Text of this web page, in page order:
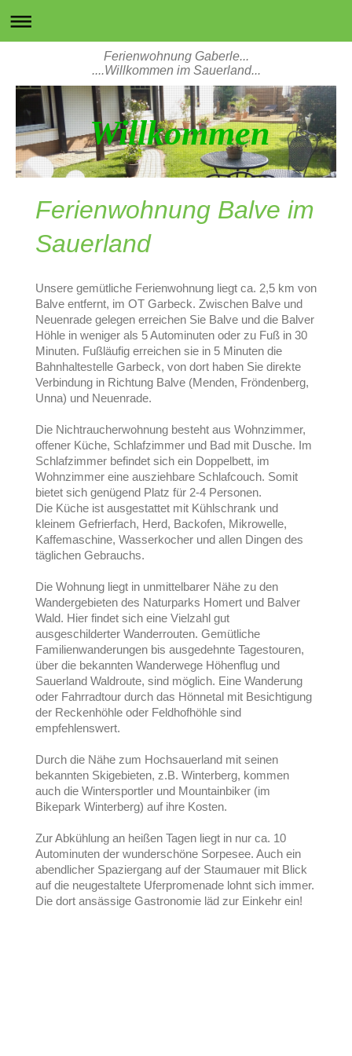
Ferienwohnung Gaberle...
....Willkommen im Sauerland...
Willkommen
Ferienwohnung Balve im
Sauerland
Unsere gemütliche Ferienwohnung liegt ca. 2,5 km von
Balve entfernt, im OT Garbeck. Zwischen Balve und
Neuenrade gelegen erreichen Sie Balve und die Balver
Höhle in weniger als 5 Autominuten oder zu Fuß in 30
Minuten. Fußläufig erreichen sie in 5 Minuten die
Bahnhaltestelle Garbeck, von dort haben Sie direkte
Verbindung in Richtung Balve (Menden, Fröndenberg,
Unna) und Neuenrade.
Die Nichtraucherwohnung besteht aus Wohnzimmer,
offener Küche, Schlafzimmer und Bad mit Dusche. Im
Schlafzimmer befindet sich ein Doppelbett, im
Wohnzimmer eine ausziehbare Schlafcouch. Somit
bietet sich genügend Platz für 2-4 Personen.
Die Küche ist ausgestattet mit Kühlschrank und
kleinem Gefrierfach, Herd, Backofen, Mikrowelle,
Kaffemaschine, Wasserkocher und allen Dingen des
täglichen Gebrauchs.
Die Wohnung liegt in unmittelbarer Nähe zu den
Wandergebieten des Naturparks Homert und Balver
Wald. Hier findet sich eine Vielzahl gut
ausgeschilderter Wanderrouten. Gemütliche
Familienwanderungen bis ausgedehnte Tagestouren,
über die bekannten Wanderwege Höhenflug und
Sauerland Waldroute, sind möglich. Eine Wanderung
oder Fahrradtour durch das Hönnetal mit Besichtigung
der Reckenhöhle oder Feldhofhöhle sind
empfehlenswert.
Durch die Nähe zum Hochsauerland mit seinen
bekannten Skigebieten, z.B. Winterberg, kommen
auch die Wintersportler und Mountainbiker (im
Bikepark Winterberg) auf ihre Kosten.
Zur Abkühlung an heißen Tagen liegt in nur ca. 10
Autominuten der wunderschöne Sorpesee. Auch ein
abendlicher Spaziergang auf der Staumauer mit Blick
auf die neugestaltete Uferpromenade lohnt sich immer.
Die dort ansässige Gastronomie läd zur Einkehr ein!